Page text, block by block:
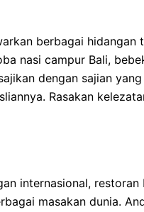
berbagai hidangan
nasi campur Bali,
dengan sajian
Rasakan
internasional,
masakan dunia.